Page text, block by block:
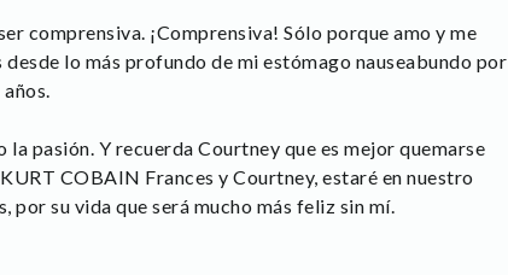
comprensiva. ¡Comprensiva! Sólo porque amo y me
lo más profundo de mi estómago nauseabundo por
pasión. Y recuerda Courtney que es mejor quemarse
COBAIN Frances y Courtney, estaré en nuestro
por su vida que será mucho más feliz sin mí.